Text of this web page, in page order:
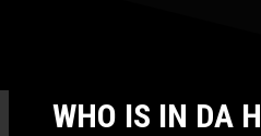
WHO IS IN DA